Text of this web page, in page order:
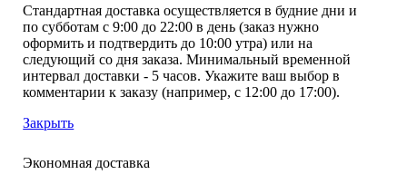
Стандартная доставка осуществляется в будние дни и
по субботам с 9:00 до 22:00 в день (заказ нужно
оформить и подтвердить до 10:00 утра) или на
следующий со дня заказа. Минимальный временной
интервал доставки - 5 часов. Укажите ваш выбор в
комментарии к заказу (например, с 12:00 до 17:00).
Закрыть
Экономная доставка